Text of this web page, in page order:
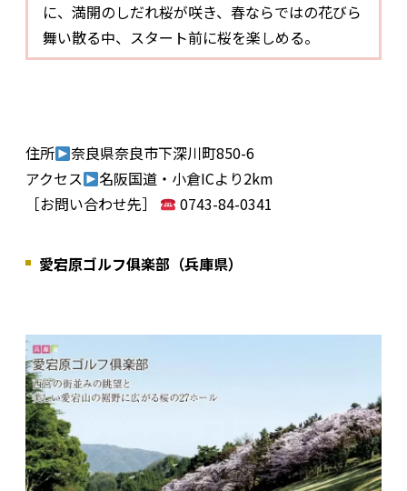
に、満開のしだれ桜が咲き、春ならではの花びら
舞い散る中、スタート前に桜を楽しめる。
住所
奈良県奈良市下深川町850-6
アクセス
名阪国道・小倉ICより2km
［お問い合わせ先］
0743-84-0341
愛宕原ゴルフ俱楽部（兵庫県）